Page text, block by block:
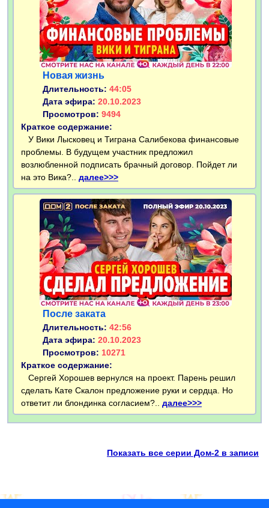
Новая жизнь
Длительность: 44:05
Дата эфира: 20.10.2023
Просмотров: 9494
Краткое содержание:
У Вики Лысковец и Тиграна Салибекова финансовые
проблемы. В будущем участник предложил
возлюбленной подписать брачный договор. Пойдет ли
на это Вика?.. далее>>>
После заката
Длительность: 42:56
Дата эфира: 20.10.2023
Просмотров: 10271
Краткое содержание:
Сергей Хорошев вернулся на проект. Парень решил
сделать Кате Скалон предложение руки и сердца. Но
ответит ли блондинка согласием?.. далее>>>
Показать все серии Дом-2 в записи